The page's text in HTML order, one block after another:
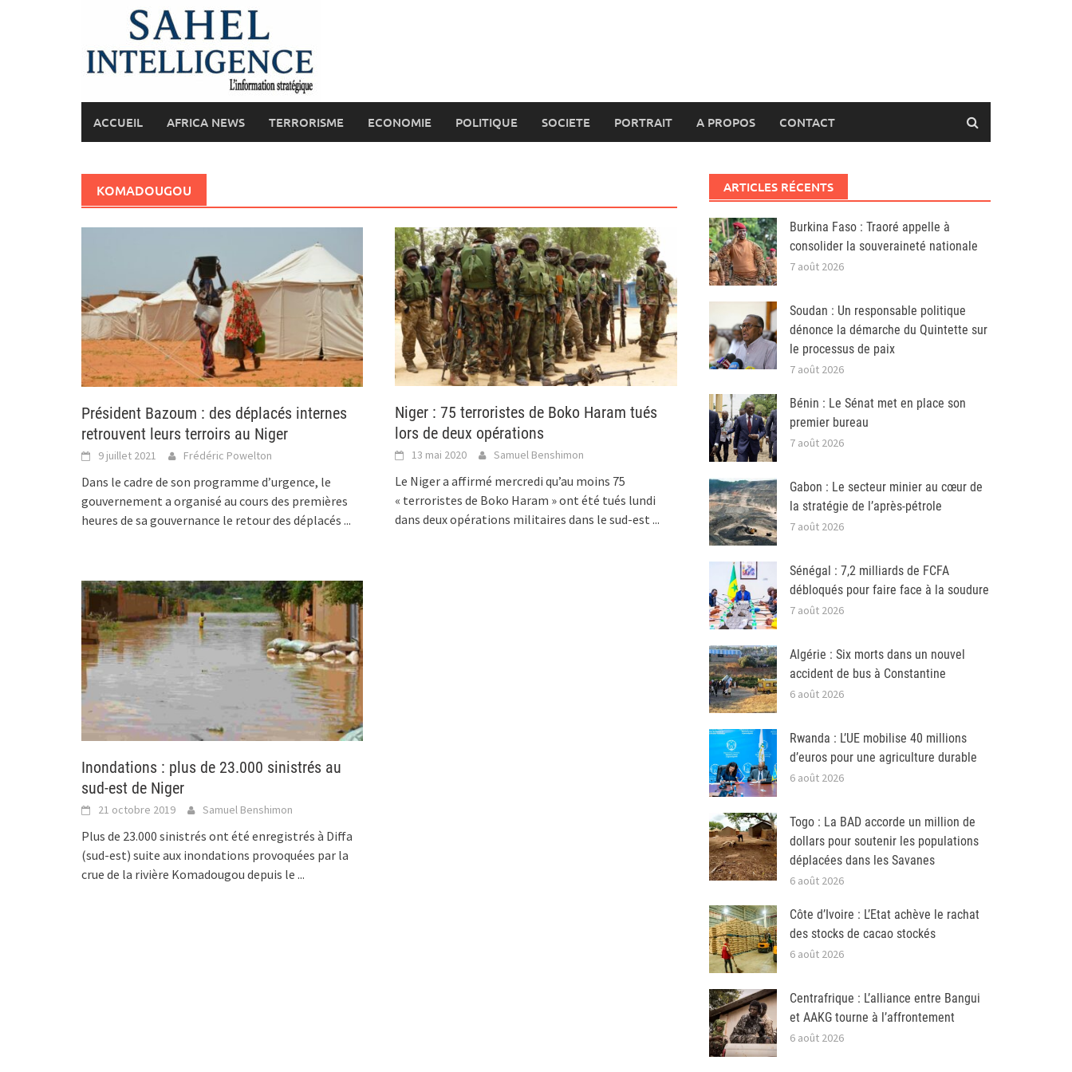
ACCUEIL AFRICA NEWS TERRORISME ECONOMIE POLITIQUE SOCIETE PORTRAIT A PROPOS CONTACT
KOMADOUGOU
Président Bazoum : des déplacés internes
retrouvent leurs terroirs au Niger
9 juillet 2021 Frédéric Powelton
Dans le cadre de son programme d’urgence, le
gouvernement a organisé au cours des premières
heures de sa gouvernance le retour des déplacés ...
Niger : 75 terroristes de Boko Haram tués
lors de deux opérations
13 mai 2020 Samuel Benshimon
Le Niger a affirmé mercredi qu’au moins 75
« terroristes de Boko Haram » ont été tués lundi
dans deux opérations militaires dans le sud-est...
Inondations : plus de 23.000 sinistrés au
sud-est de Niger
21 octobre 2019 Samuel Benshimon
Plus de 23.000 sinistrés ont été enregistrés à Diffa
(sud-est) suite aux inondations provoquées par la
crue de la rivière Komadougou depuis le ...
ARTICLES RÉCENTS
Burkina Faso : Traoré appelle à
consolider la souveraineté nationale
7 août 2026
Soudan : Un responsable politique
dénonce la démarche du Quintette sur
le processus de paix
7 août 2026
Bénin : Le Sénat met en place son
premier bureau
7 août 2026
Gabon : Le secteur minier au cœur de
la stratégie de l’après-pétrole
7 août 2026
Sénégal : 7,2 milliards de FCFA
débloqués pour faire face à la soudure
7 août 2026
Algérie : Six morts dans un nouvel
accident de bus à Constantine
6 août 2026
Rwanda : L’UE mobilise 40 millions
d’euros pour une agriculture durable
6 août 2026
Togo : La BAD accorde un million de
dollars pour soutenir les populations
déplacées dans les Savanes
6 août 2026
Côte d’Ivoire : L’Etat achève le rachat
des stocks de cacao stockés
6 août 2026
Centrafrique : L’alliance entre Bangui
et AAKG tourne à l’affrontement
6 août 2026